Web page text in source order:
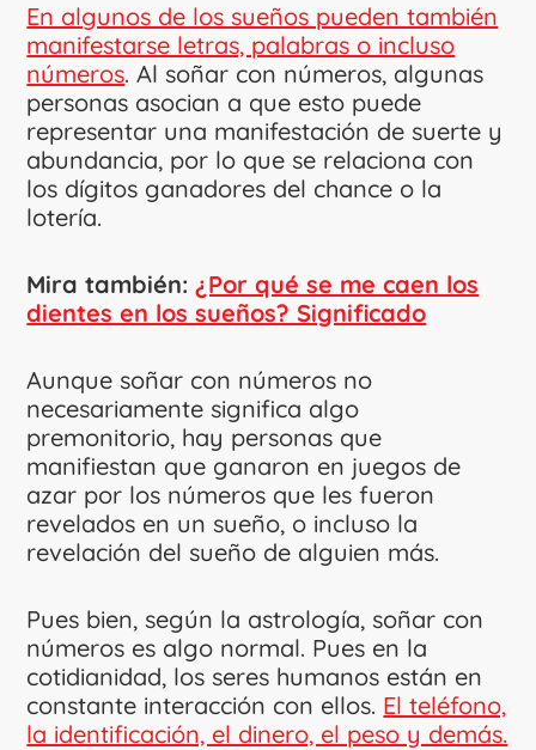
En algunos de los sueños pueden también
manifestarse letras, palabras o incluso
números. Al soñar con números, algunas
personas asocian a que esto puede
representar una manifestación de suerte y
abundancia, por lo que se relaciona con
los dígitos ganadores del chance o la
lotería.
Mira también:¿Por qué se me caen los
dientes en los sueños? Significado
Aunque soñar con números no
necesariamente significa algo
premonitorio, hay personas que
manifiestan que ganaron en juegos de
azar por los números que les fueron
revelados en un sueño, o incluso la
revelación del sueño de alguien más.
Pues bien, según la astrología, soñar con
números es algo normal. Pues en la
cotidianidad, los seres humanos están en
constante interacción con ellos. El teléfono,
la identificación, el dinero, el peso y demás.